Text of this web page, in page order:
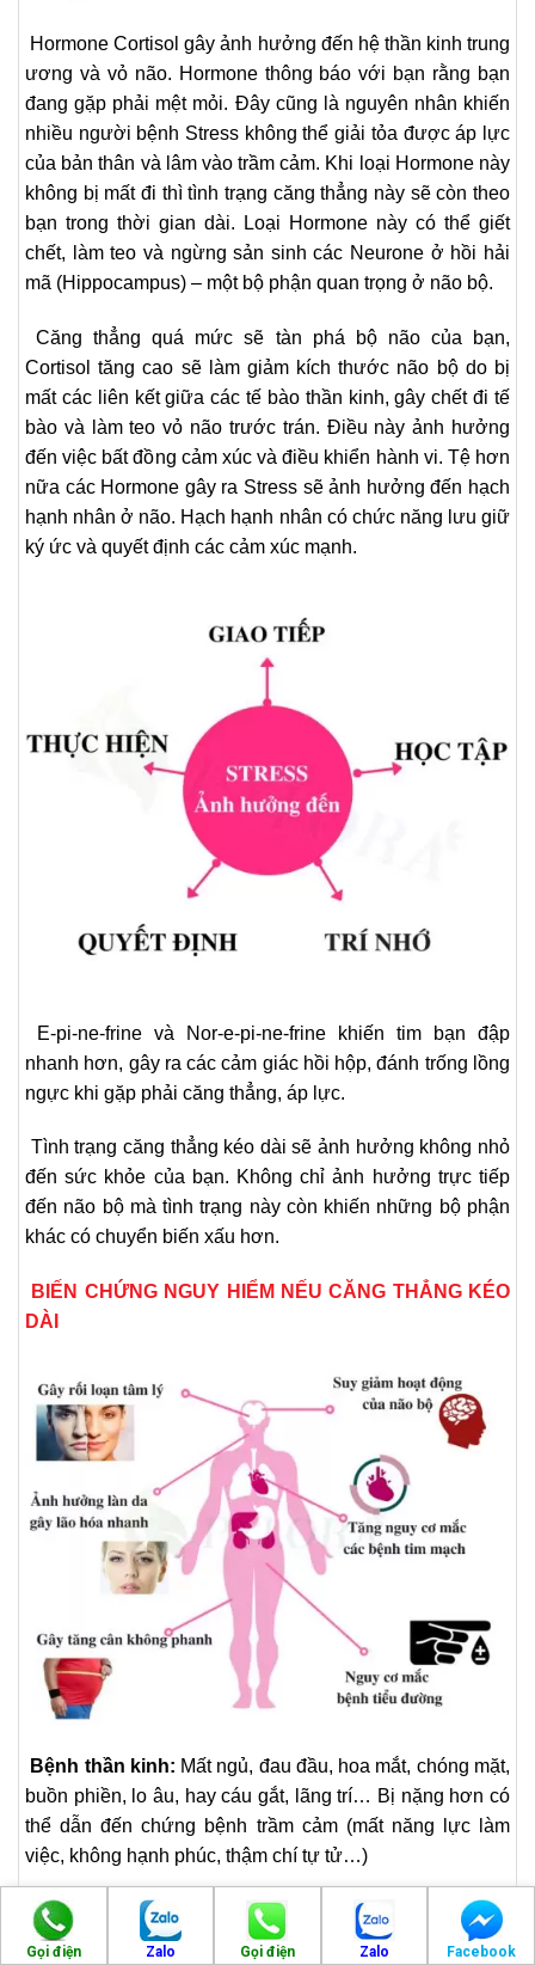
Gọi điện Zalo Gọi điện Zalo Facebook
Hormone Cortisol gây ảnh hưởng đến hệ thần kinh trung
ương và vỏ não. Hormone thông báo với bạn rằng bạn
đang gặp phải mệt mỏi. Đây cũng là nguyên nhân khiến
nhiều người bệnh Stress không thể giải tỏa được áp lực
của bản thân và lâm vào trầm cảm. Khi loại Hormone này
không bị mất đi thì tình trạng căng thẳng này sẽ còn theo
bạn trong thời gian dài. Loại Hormone này có thể giết
chết, làm teo và ngừng sản sinh các Neurone ở hồi hải
mã (Hippocampus) – một bộ phận quan trọng ở não bộ.
Căng thẳng quá mức sẽ tàn phá bộ não của bạn,
Cortisol tăng cao sẽ làm giảm kích thước não bộ do bị
mất các liên kết giữa các tế bào thần kinh, gây chết đi tế
bào và làm teo vỏ não trước trán. Điều này ảnh hưởng
đến việc bất đồng cảm xúc và điều khiển hành vi. Tệ hơn
nữa các Hormone gây ra Stress sẽ ảnh hưởng đến hạch
hạnh nhân ở não. Hạch hạnh nhân có chức năng lưu giữ
ký ức và quyết định các cảm xúc mạnh.
E-pi-ne-frine và Nor-e-pi-ne-frine khiến tim bạn đập
nhanh hơn, gây ra các cảm giác hồi hộp, đánh trống lồng
ngực khi gặp phải căng thẳng, áp lực.
Tình trạng căng thẳng kéo dài sẽ ảnh hưởng không nhỏ
đến sức khỏe của bạn. Không chỉ ảnh hưởng trực tiếp
đến não bộ mà tình trạng này còn khiến những bộ phận
khác có chuyển biến xấu hơn.
BIẾN CHỨNG NGUY HIỂM NẾU CĂNG THẲNG KÉO
DÀI
Bệnh thần kinh: Mất ngủ, đau đầu, hoa mắt, chóng mặt,
buồn phiền, lo âu, hay cáu gắt, lãng trí… Bị nặng hơn có
thể dẫn đến chứng bệnh trầm cảm (mất năng lực làm
việc, không hạnh phúc, thậm chí tự tử…)
Bệnh tim mạch:
Tăng huyết áp, nhồi máu cơ tim, tai
biến mạch máu não, loạn nhịp tim, hồi hộp…